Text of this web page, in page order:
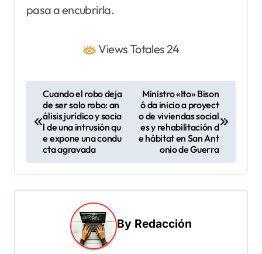
pasa a encubrirla.
Views Totales 24
g
a
Cuando el robo deja
de ser solo robo: an
álisis jurídico y socia
l de una intrusión qu
e expone una condu
cta agravada
Ministro «Ito» Bison
ó da inicio a proyect
o de viviendas social
es y rehabilitación d
e hábitat en San Ant
onio de Guerra
By Redacción